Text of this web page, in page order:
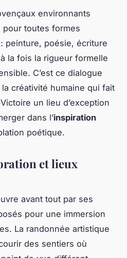
environnants
toutes formes
peinture, poésie, écriture
la fois la rigueur formelle
C’est ce dialogue
créativité humaine qui fait
un lieu d’exception
dans l’inspiration
poétique.
et lieux
avant tout par ses
pour une immersion
La randonnée artistique
des sentiers où